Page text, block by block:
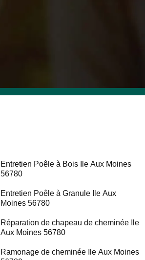
Entretien Poêle à Bois Ile Aux Moines
56780
Entretien Poêle à Granule Ile Aux
Moines 56780
Réparation de chapeau de cheminée Ile
Aux Moines 56780
Ramonage de cheminée Ile Aux Moines